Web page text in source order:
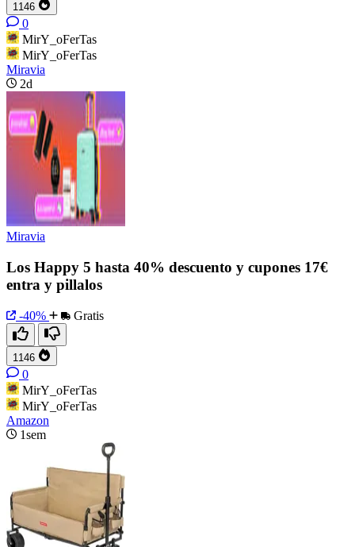
1146
0
MirY_oFerTas
MirY_oFerTas
Miravia
2d
Miravia
Los Happy 5 hasta 40% descuento y cupones 17€
entra y pillalos
-40% Gratis
1146
0
MirY_oFerTas
MirY_oFerTas
Amazon
1sem